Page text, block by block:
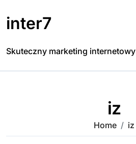
to
content
inter7
Skuteczny marketing internetowy
iz
Home iz